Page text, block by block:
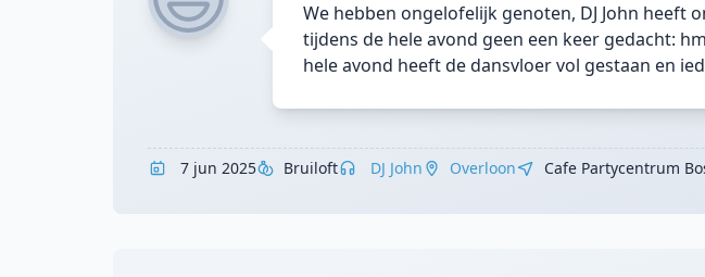
We hebben ongelofelijk genoten, DJ John heeft
tijdens de hele avond geen een keer gedacht:
hele avond heeft de dansvloer vol gestaan en
7 jun 2025 Bruiloft DJ John Overloon Cafe Partycentrum